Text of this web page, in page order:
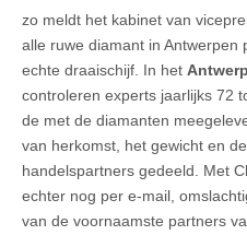
zo meldt het kabinet van
alle ruwe diamant in Antwerpen
echte draaischijf. In het
controleren experts jaarlijks 72
de met de diamanten
van herkomst, het gewicht en
handelspartners gedeeld. Met
echter nog per e-mail,
van de voornaamste partners